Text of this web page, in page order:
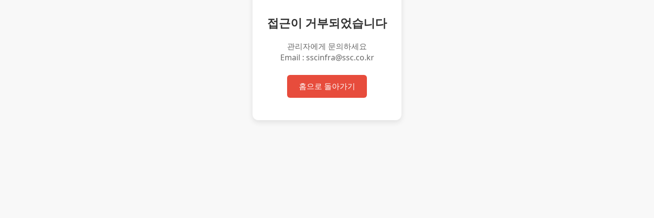
접근이 거부되었습니다
관리자에게 문의하세요
Email : sscinfra@ssc.co.kr
홈으로 돌아가기